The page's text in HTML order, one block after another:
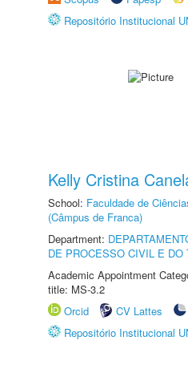
Repositório Institucional
Kelly Cristina
School: Faculdade de
(Câmpus de Franca)
Department:
DE PROCESSO CIVIL E DO
Academic Appointment
title: MS-3.2
Orcid
CV Lattes
Repositório Institucional